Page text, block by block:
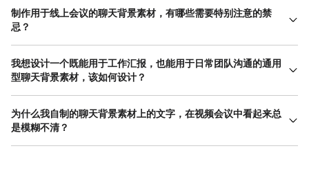
制作用于线上会议的聊天背景素材，有哪些需要特别注意的禁
忌？
制作线上会议用的聊天背景素材，首要原则是避免干扰。切忌使用
颜色过于鲜艳、 图案 复杂或带有动态效果的背景，这会严重分散与
会者的注意力。文字信息不宜过多过密，只需展示最必要的身份信
漫角色或有明确版权的图片作为背景。最后，务必在实际的会议软
件中预览效果，检查关键信息是否被软件自带的界面元素（如你的
我想设计一个既能用于工作汇报，也能用于日常团队沟通的通用
型聊天背景素材，该如何设计？
设计通用型聊天背景素材的关键在于“核心信息固定，次要信息可弱
化”。建议采用极简风格。将最核心且不变的信息，如你的姓名、公
司或团队Logo，以恰当的比例固定在画面安全区域（通常在中上
为什么我自制的聊天背景素材上的文字，在视频会议中看起来总
是模糊不清？
聊天背景素材上的文字模糊，通常由几个原因造成。首先是分辨率